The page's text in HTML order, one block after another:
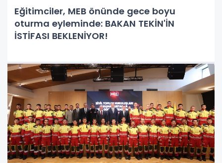
Eğitimciler, MEB önünde gece boyu
oturma eyleminde: BAKAN TEKİN'İN
İSTİFASI BEKLENİYOR!